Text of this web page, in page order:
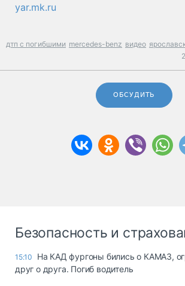
yar.mk.ru
дтп с погибшими mercedes-benz видео
ОБСУДИТЬ
Безопасность и
15:10
На КАД фургоны бились о КАМАЗ,
друг о друга. Погиб водитель